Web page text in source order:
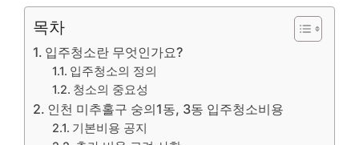
목차
입주청소란 무엇인가요?
입주청소의 정의
청소의 중요성
인천 미추홀구 숭의1동, 3동 입주청소비용
기본비용 공지